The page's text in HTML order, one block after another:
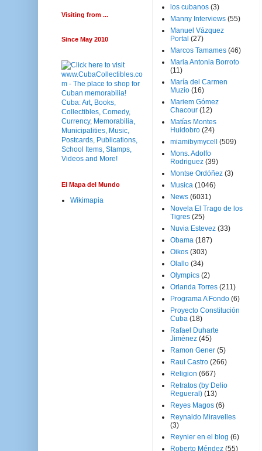
Visiting from ...
Since May 2010
El Mapa del Mundo
Wikimapia
los cubanos (3)
Manny Interviews (55)
Manuel Vázquez
Portal (27)
Marcos Tamames (46)
Maria Antonia Borroto
(11)
María del Carmen
Muzio (16)
Mariem Gómez
Chacour (12)
Matías Montes
Huidobro (24)
miamibymycell
(509)
Mons. Adolfo
Rodriguez (39)
Montse Ordóñez (3)
Musica (1046)
News (6031)
Novela El Trago de los
Tigres (25)
Nuvia Estevez (33)
Obama (187)
Oikos (303)
Olallo (34)
Olympics (2)
Orlanda Torres (211)
Programa A Fondo (6)
Proyecto Constitución
Cuba (18)
Rafael Duharte
Jiménez (45)
Ramon Gener (5)
Raul Castro (266)
Religion (667)
Retratos (by Delio
Regueral) (13)
Reyes Magos (6)
Reynaldo Miravelles
(3)
Reynier en el blog (6)
Roberto Méndez (55)